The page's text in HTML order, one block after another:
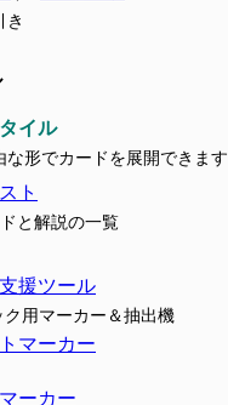
き
イル
な形でカードを展開できます
ト
と解説の一覧
援ツール
用マーカー＆抽出機
マーカー
ーカー